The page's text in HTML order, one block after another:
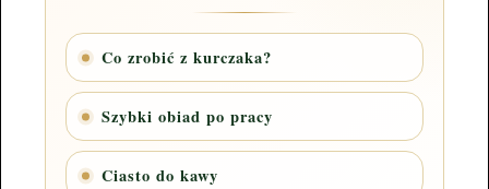
Co zrobić z kurczaka?
Szybki obiad po pracy
Ciasto do kawy